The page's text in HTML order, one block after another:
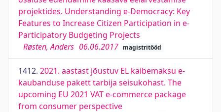
projektides. Understanding e-Democracy: Key
Features to Increase Citizen Participation in e-
Participatory Budgeting Projects
Røsten, Anders 06.06.2017 magistritööd
1412. 2021. aastast jõustuv EL käibemaksu e-
kaubanduse pakett tarbija seisukohast. The
upcoming EU 2021 VAT e-commerce package
from consumer perspective